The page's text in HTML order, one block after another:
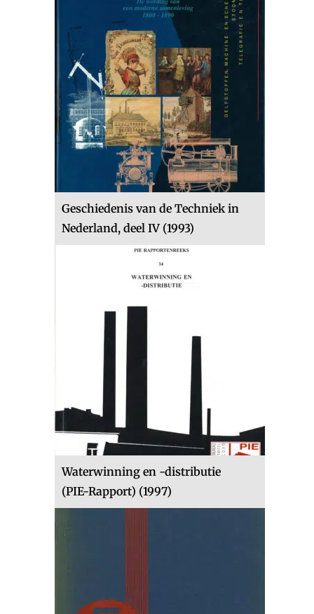
Geschiedenis van de Techniek in
Nederland, deel IV (1993)
Waterwinning en -distributie
(PIE-Rapport) (1997)